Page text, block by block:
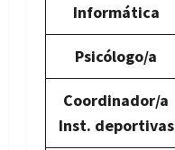
Informática
Psicólogo/a
Coordinador/a
Inst. deportivas